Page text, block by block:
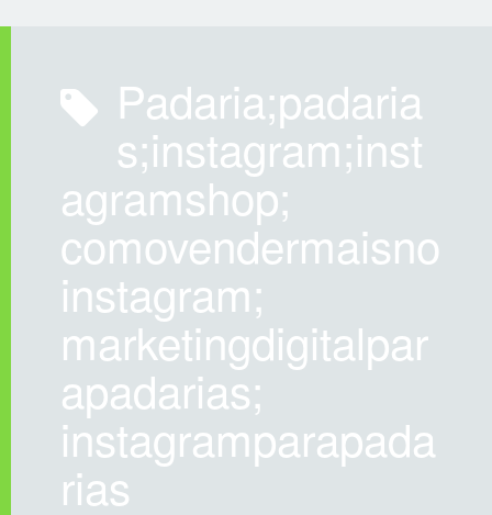
padaria;padaria
s;instagram;inst
agramshop;
comovendermaisno
instagram;
marketingdigitalpar
apadarias;
instagramparapada
rias